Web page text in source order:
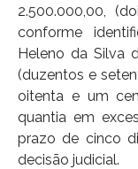
2.500.000,00,
conforme
Heleno da Silva
(duzentos e
oitenta e um
quantia em
prazo de cinco
decisão judicial.